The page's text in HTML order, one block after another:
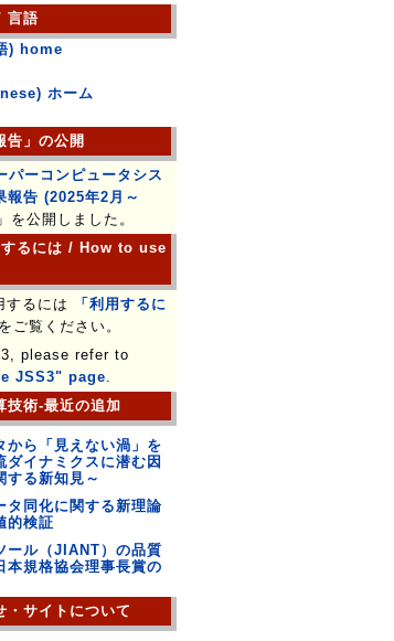
言語
) home
ホーム
告」の公開
パーコンピュータシス
報告 (2025年2月～
」を公開しました。
るには / How to use
るには
「利用するに
をご覧ください。
please refer to
JSS3" page.
技術-最近の追加
から「見えない渦」を
ダイナミクスに潜む因
する新知見～
タ同化に関する新理論
的検証
ール（JIANT）の品質
規格協会理事長賞の
・サイトについて